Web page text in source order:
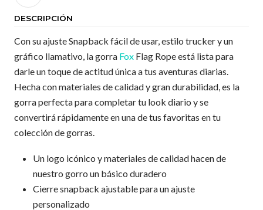
DESCRIPCIÓN
Con su ajuste Snapback fácil de usar, estilo trucker y un
gráfico llamativo, la gorra Fox Flag Rope está lista para
darle un toque de actitud única a tus aventuras diarias.
Hecha con materiales de calidad y gran durabilidad, es la
gorra perfecta para completar tu look diario y se
convertirá rápidamente en una de tus favoritas en tu
colección de gorras.
Un logo icónico y materiales de calidad hacen de
nuestro gorro un básico duradero
Cierre snapback ajustable para un ajuste
personalizado